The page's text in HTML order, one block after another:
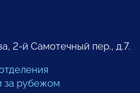
2-й Самотечный пер., д.7.
за рубежом